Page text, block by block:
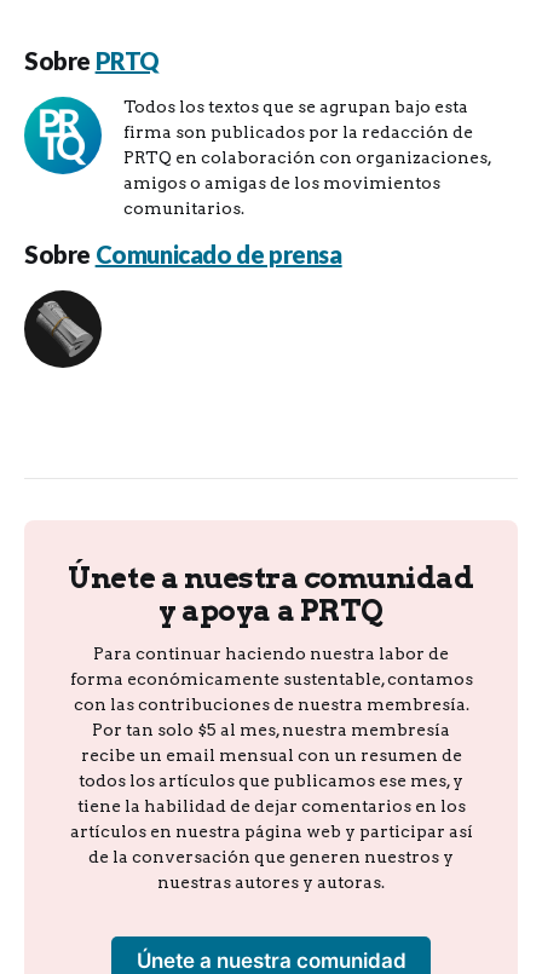
Sobre PRTQ
Todos los textos que se agrupan bajo esta
firma son publicados por la redacción de
PRTQ en colaboración con organizaciones,
amigos o amigas de los movimientos
comunitarios.
Sobre Comunicado de prensa
Únete a nuestra comunidad
y apoya a PRTQ
Para continuar haciendo nuestra labor de
forma económicamente sustentable, contamos
con las contribuciones de nuestra membresía.
Por tan solo $5 al mes, nuestra membresía
recibe un email mensual con un resumen de
todos los artículos que publicamos ese mes, y
tiene la habilidad de dejar comentarios en los
artículos en nuestra página web y participar así
de la conversación que generen nuestros y
nuestras autores y autoras.
Únete a nuestra comunidad